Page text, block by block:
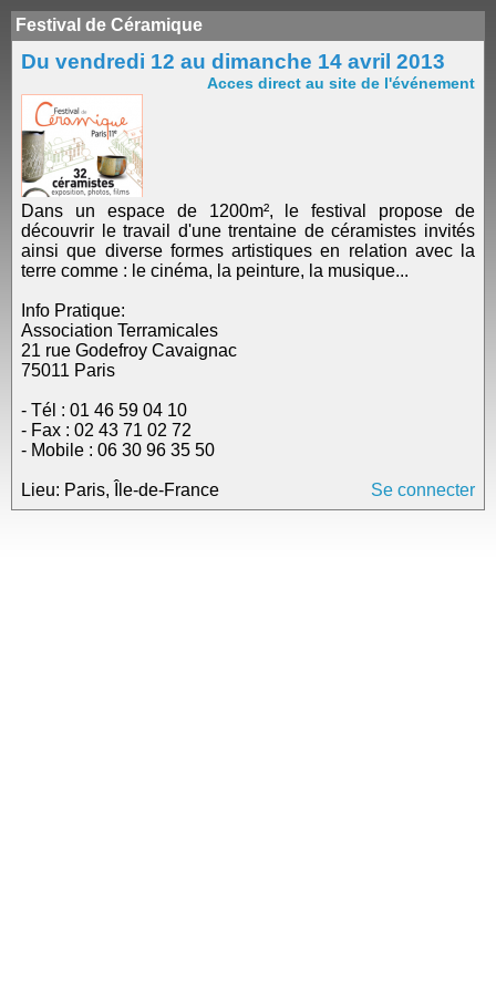
Festival de Céramique
Du vendredi 12 au dimanche 14 avril 2013
Acces direct au site de l'événement
Dans un espace de 1200m², le festival propose de
découvrir le travail d'une trentaine de céramistes invités
ainsi que diverse formes artistiques en relation avec la
terre comme : le cinéma, la peinture, la musique...
Info Pratique:
Association Terramicales
21 rue Godefroy Cavaignac
75011 Paris
- Tél : 01 46 59 04 10
- Fax : 02 43 71 02 72
- Mobile : 06 30 96 35 50
Lieu: Paris, Île-de-France Se connecter